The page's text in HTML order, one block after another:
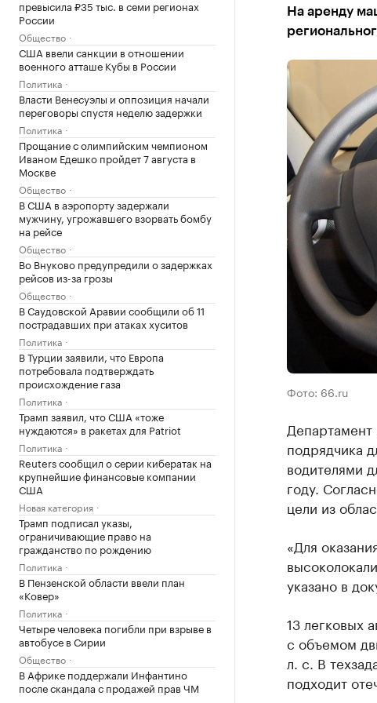
превысила ₽35 тыс. в семи регионах
России
Общество
США ввели санкции в отношении
военного атташе Кубы в России
Политика
Власти Венесуэлы и оппозиция начали
переговоры спустя неделю задержки
Политика
Прощание с олимпийским чемпионом
Иваном Едешко пройдет 7 августа в
Москве
Общество
В США в аэропорту задержали
мужчину, угрожавшего взорвать бомбу
на рейсе
Общество
Во Внуково предупредили о задержках
рейсов из-за грозы
Общество
В Саудовской Аравии сообщили об 11
пострадавших при атаках хуситов
Политика
В Турции заявили, что Европа
потребовала подтверждать
происхождение газа
Политика
Трамп заявил, что США «тоже
нуждаются» в ракетах для Patriot
Политика
Reuters сообщил о серии кибератак на
крупнейшие финансовые компании
США
Новая категория
Трамп подписал указы,
ограничивающие право на
гражданство по рождению
Политика
В Пензенской области ввели план
«Ковер»
Политика
Четыре человека погибли при взрыве в
автобусе в Сирии
Общество
В Африке поддержали Инфантино
после скандала с продажей прав ЧМ
На аренду
Фото: 66.ru
подрядчика
водителями
году.
цели из
«Для
указано в
13 легковых
с объемом
л. с. В
подходит